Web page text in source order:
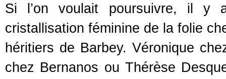
Si l’on voulait poursuivre, il y
cristallisation féminine de la folie
héritiers de Barbey. Véronique
chez Bernanos ou Thérèse